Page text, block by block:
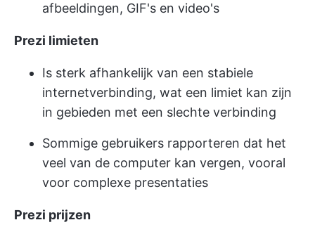
afbeeldingen, GIF's en video's
Prezi limieten
Is sterk afhankelijk van een stabiele
internetverbinding, wat een limiet kan zijn
in gebieden met een slechte verbinding
Sommige gebruikers rapporteren dat het
veel van de computer kan vergen, vooral
voor complexe presentaties
Prezi prijzen